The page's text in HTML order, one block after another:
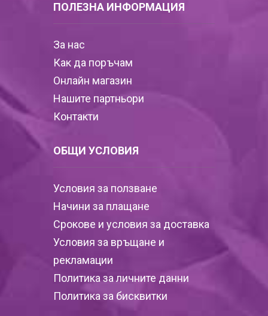
ПОЛЕЗНА ИНФОРМАЦИЯ
За нас
Как да поръчам
Онлайн магазин
Нашите партньори
Контакти
ОБЩИ УСЛОВИЯ
Условия за ползване
Начини за плащане
Срокове и условия за доставка
Условия за връщане и
рекламации
Политика за личните данни
Политика за бисквитки